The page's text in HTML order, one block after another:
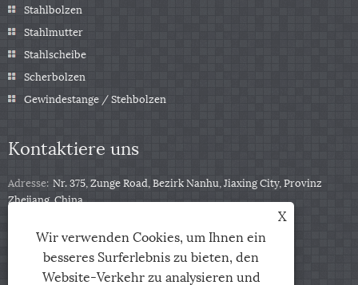
Stahlbolzen
Stahlmutter
Stahlscheibe
Scherbolzen
Gewindestange / Stehbolzen
Kontaktiere uns
Adresse: Nr. 375, Zunge Road, Bezirk Nanhu, Jiaxing City, Provinz
Zhejiang, China
Telefon: +86-13511332403
sales@qbfastener.cn
X
Wir verwenden Cookies, um Ihnen ein
besseres Surferlebnis zu bieten, den
Website-Verkehr zu analysieren und